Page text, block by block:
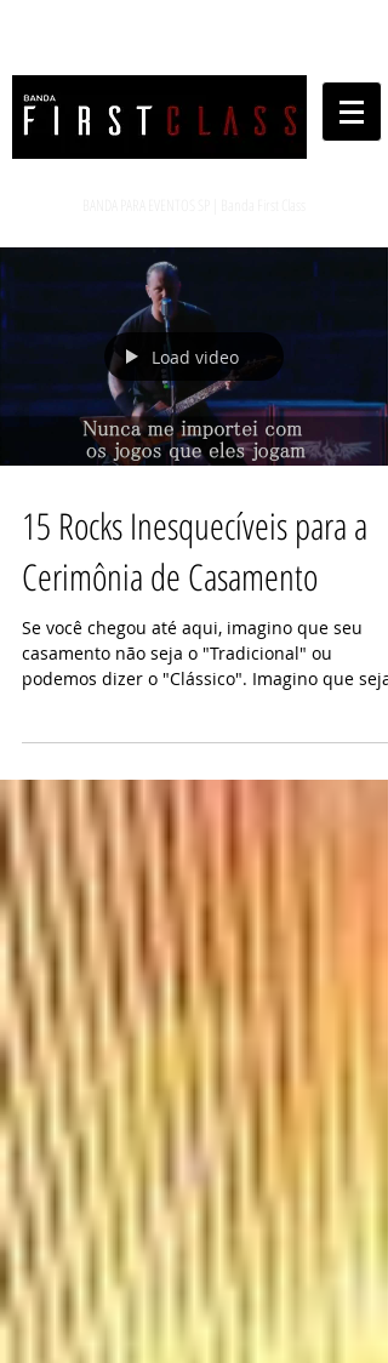
Load video
15 Rocks Inesquecíveis para a
Cerimônia de Casamento
Se você chegou até aqui, imagino que seu
casamento não seja o "Tradicional" ou
podemos dizer o "Clássico". Imagino que seja